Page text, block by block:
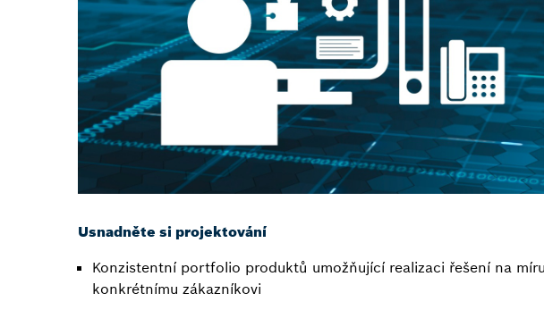
Usnadněte si projektování
Konzistentní portfolio produktů umožňující realizaci řešení na míru
konkrétnímu zákazníkovi